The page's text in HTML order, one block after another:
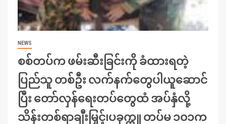
NEWS
စစ်တပ်က ဖမ်းဆီးခြင်းကို ခံထားရတဲ့
ပြည်သူ တစ်ဦး လက်နက်တွေပါယူဆောင်
ပြီး တော်လှန်ရေးတပ်တွေထံ အပ်နှံလို့
သိန်းတစ်ရာချီးမြှင့်၊ပခုက္ကူ တပ်မ ၁၀၁က